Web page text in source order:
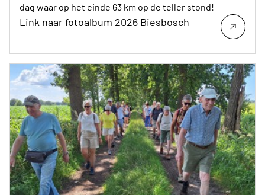
dag waar op het einde 63 km op de teller stond!
Link naar fotoalbum 2026 Biesbosch